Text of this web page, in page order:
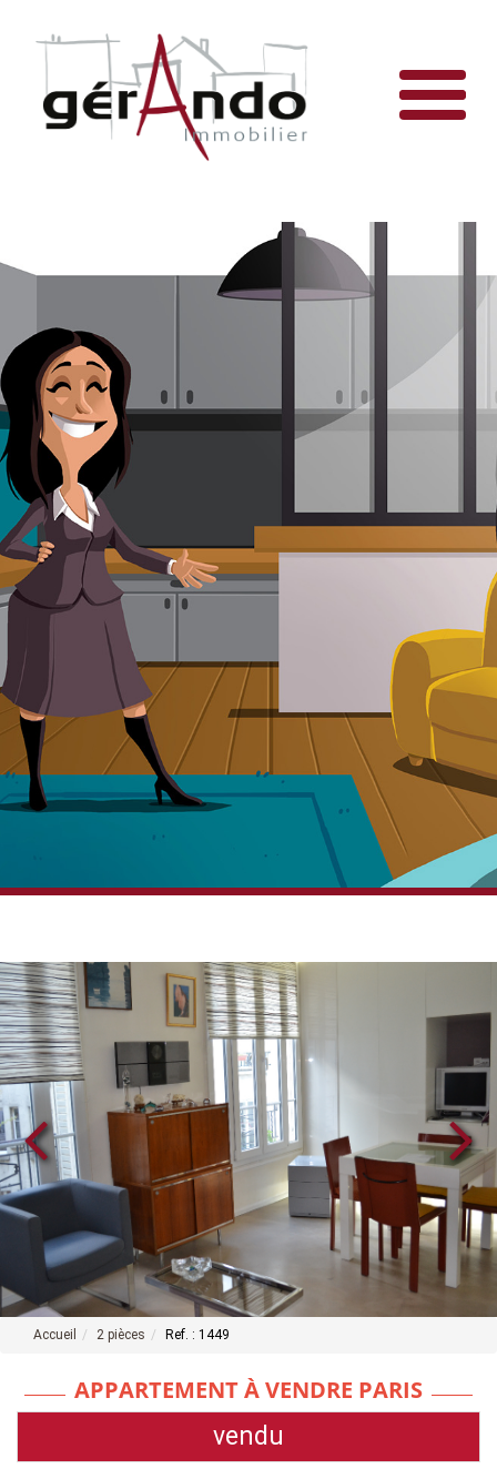
Accueil 2 pièces Ref. : 1449
APPARTEMENT À VENDRE PARIS
vendu